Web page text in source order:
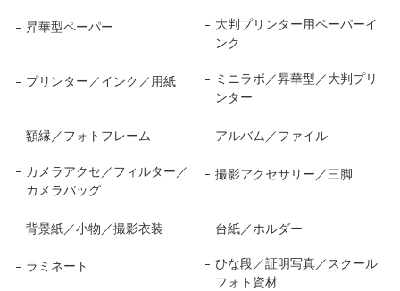
昇華型ペーパー
大判プリンター用ペーパーイ
ンク
プリンター／インク／用紙
ミニラボ／昇華型／大判プリ
ンター
額縁／フォトフレーム アルバム／ファイル
カメラアクセ／フィルター／
カメラバッグ
撮影アクセサリー／三脚
背景紙／小物／撮影衣装 台紙／ホルダー
ラミネート
ひな段／証明写真／スクール
フォト資材